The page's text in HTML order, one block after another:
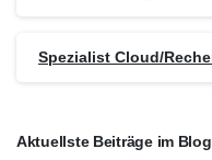
Spezialist Cloud/
Aktuellste Beiträge im Blog